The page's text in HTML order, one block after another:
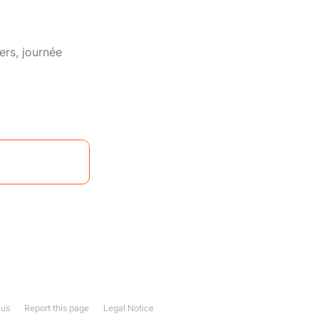
journée
Legal Notice
Report this page